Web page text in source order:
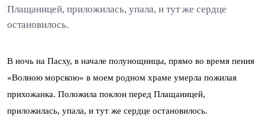
Плащаницей, приложилась, упала, и тут же сердце
остановилось.
В ночь на Пасху, в начале полунощницы, прямо во время пения
«Волною морскою» в моем родном храме умерла пожилая
прихожанка. Положила поклон перед Плащаницей,
приложилась, упала, и тут же сердце остановилось.